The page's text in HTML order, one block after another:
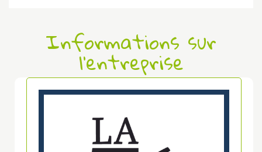
Informations sur
l'entreprise